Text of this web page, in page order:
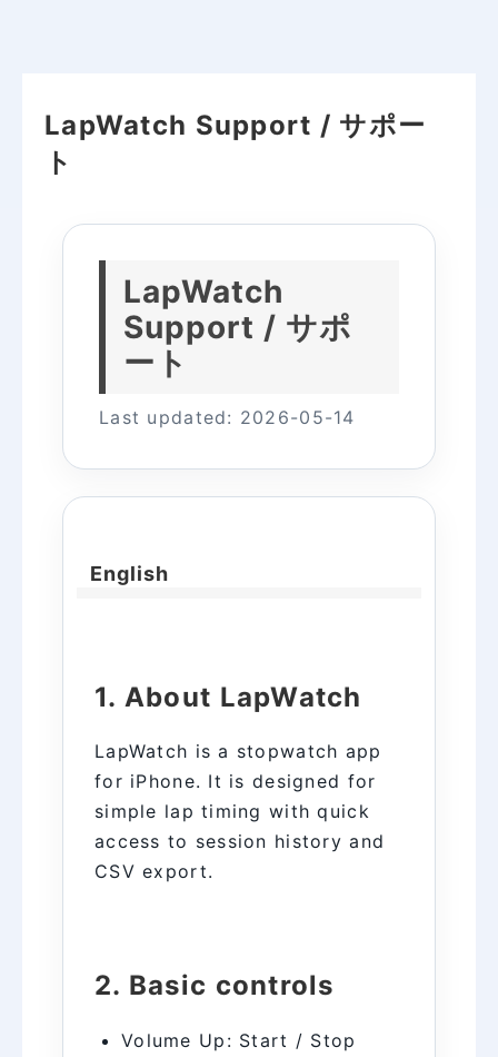
LapWatch Support / サポー
ト
LapWatch
Support / サポ
ート
Last updated: 2026-05-14
English
1. About LapWatch
LapWatch is a stopwatch app
for iPhone. It is designed for
simple lap timing with quick
access to session history and
CSV export.
2. Basic controls
Volume Up: Start / Stop